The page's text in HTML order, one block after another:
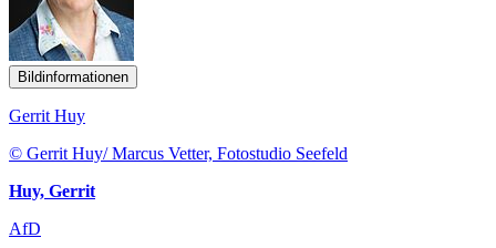
Bildinformationen
Gerrit Huy
© Gerrit Huy/ Marcus Vetter, Fotostudio Seefeld
Huy, Gerrit
AfD